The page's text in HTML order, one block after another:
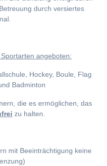
durch versiertes
angeboten:
Hockey, Boule, Flag
Badminton
die es ermöglichen, das
zu halten.
mit Beeinträchtigung keine